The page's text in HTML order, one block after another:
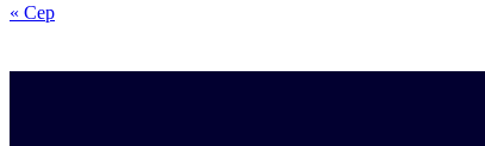
« Сер